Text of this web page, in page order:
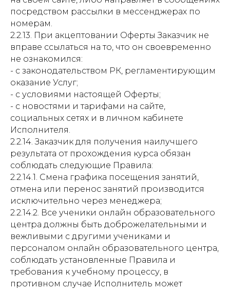
посредством рассылки в мессенджерах по
номерам.
2.2.13. При акцептовании Оферты Заказчик не
вправе ссылаться на то, что он своевременно
не ознакомился:
- с законодательством РК, регламентирующим
оказание Услуг;
- с условиями настоящей Оферты;
- с новостями и тарифами на сайте,
социальных сетях и в личном кабинете
Исполнителя.
2.2.14. Заказчик для получения наилучшего
результата от прохождения курса обязан
соблюдать следующие Правила:
2.2.14.1. Смена графика посещения занятий,
отмена или перенос занятий производится
исключительно через менеджера;
2.2.14.2. Все ученики онлайн образовательного
центра должны быть доброжелательными и
вежливыми с другими учениками и
персоналом онлайн образовательного центра,
соблюдать установленные Правила и
требования к учебному процессу, в
противном случае Исполнитель может